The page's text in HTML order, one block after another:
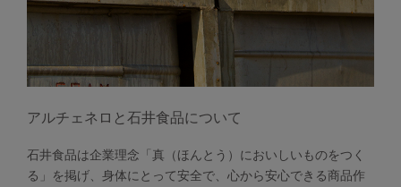
アルチェネロと石井食品について
石井食品は企業理念「真（ほんとう）においしいものをつく
る」を掲げ、身体にとって安全で、心から安心できる商品作